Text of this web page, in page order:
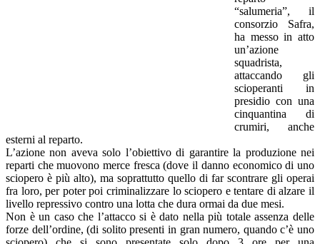
“salumeria”, il
consorzio Safra,
ha messo in atto
un’azione
squadrista,
attaccando gli
scioperanti in
presidio con una
cinquantina di
crumiri, anche
esterni al reparto.
L’azione non aveva solo l’obiettivo di garantire la produzione nei
reparti che muovono merce fresca (dove il danno economico di uno
sciopero è più alto), ma soprattutto quello di far scontrare gli operai
fra loro, per poter poi criminalizzare lo sciopero e tentare di alzare il
livello repressivo contro una lotta che dura ormai da due mesi.
Non è un caso che l’attacco si è dato nella più totale assenza delle
forze dell’ordine, (di solito presenti in gran numero, quando c’è uno